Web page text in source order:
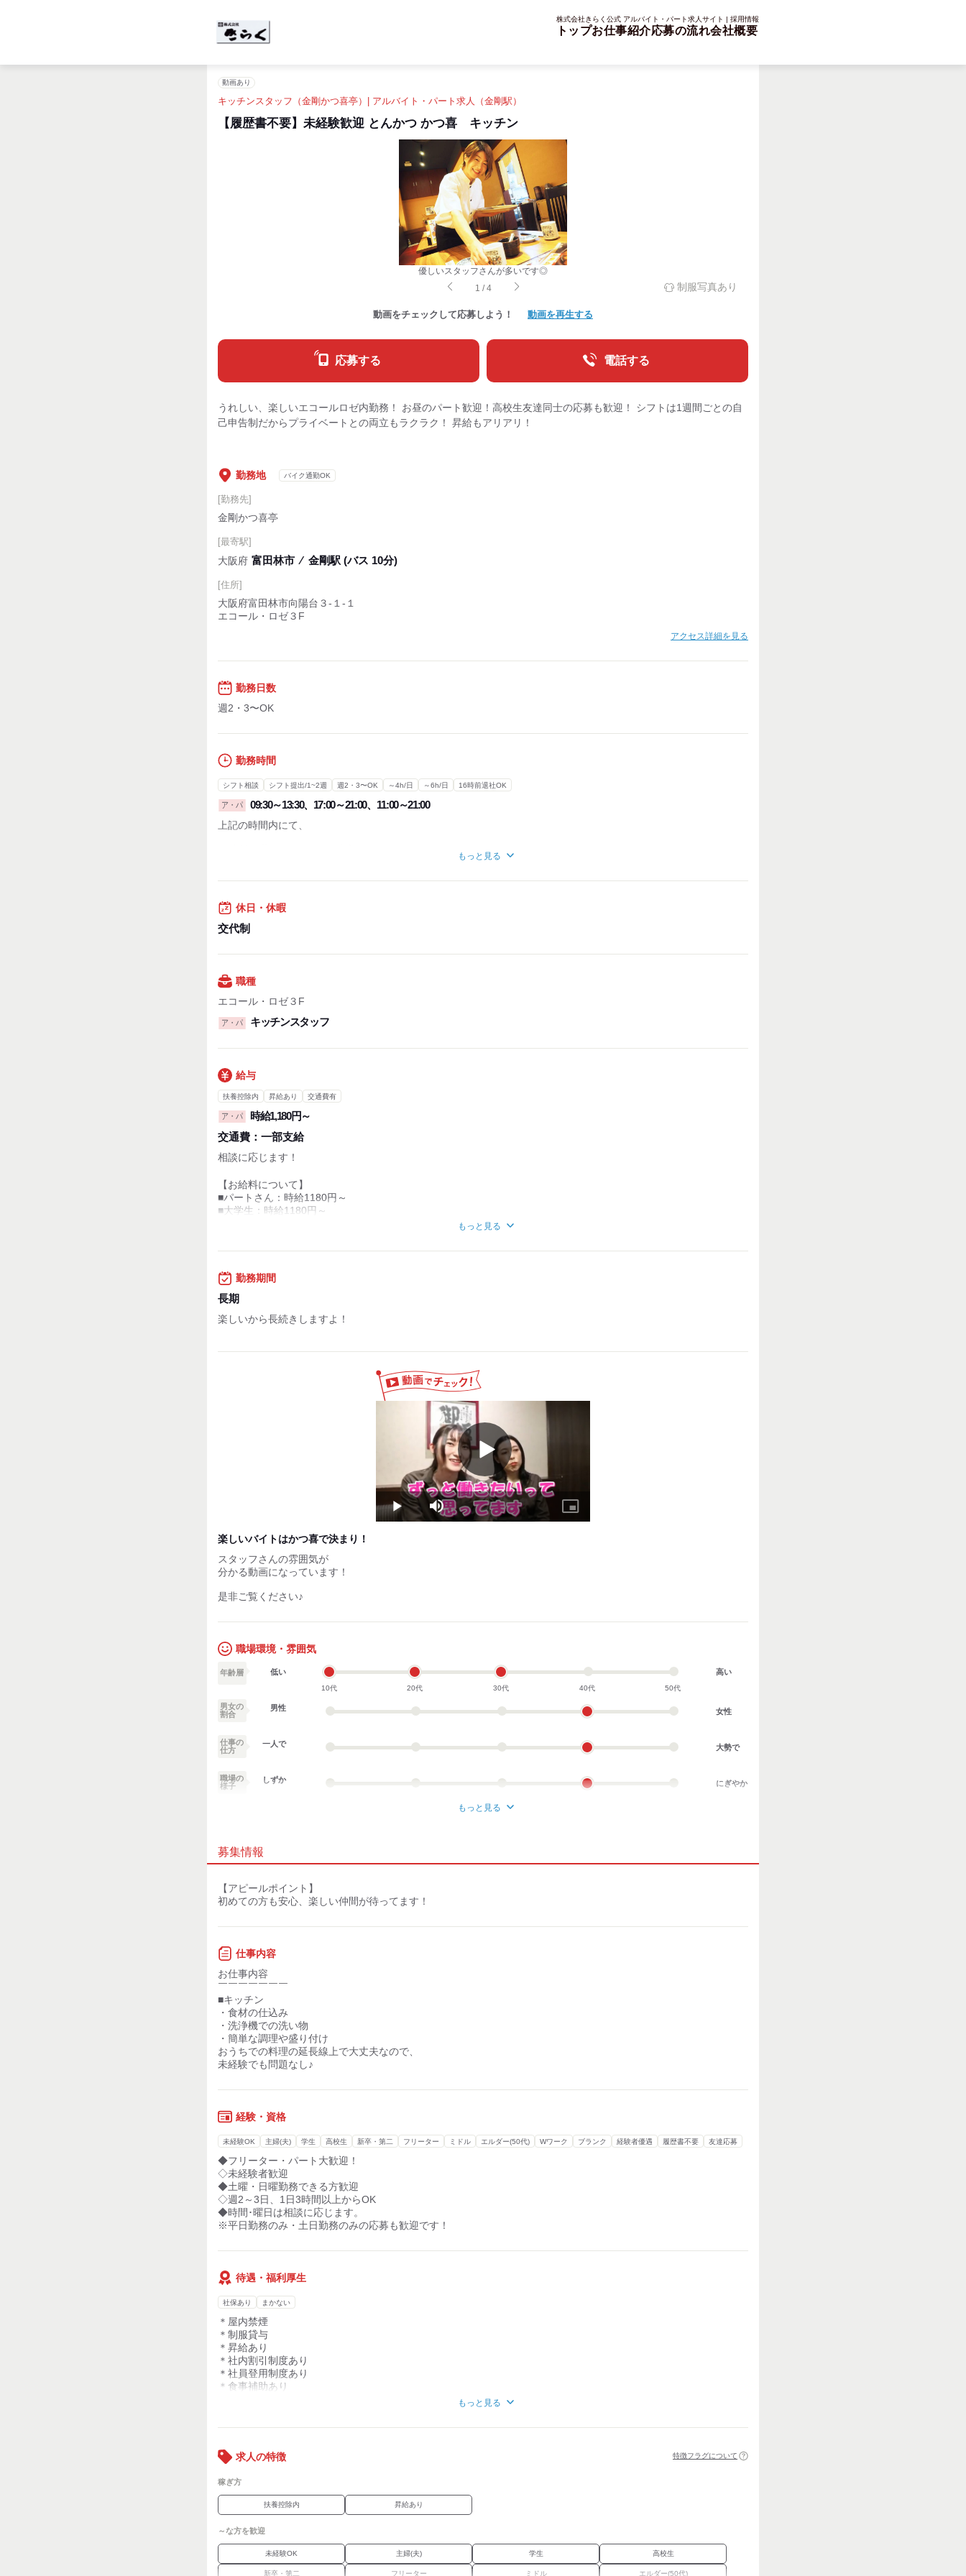
株式会社きらく公式 アルバイト・パート求人サイト | 採用情報
トップお仕事紹介応募の流れ会社概要
動画あり
キッチンスタッフ（金剛かつ喜亭）| アルバイト・パート求人（金剛駅）
【履歴書不要】未経験歓迎 とんかつ かつ喜 キッチン
優しいスタッフさんが多いです◎
1 /4 制服写真あり
動画をチェックして応募しよう！ 動画を再生する
応募する 電話する
うれしい、楽しいエコールロゼ内勤務！ お昼のパート歓迎！高校生友達同士の応募も歓迎！ シフトは1週間ごとの自
己申告制だからプライベートとの両立もラクラク！ 昇給もアリアリ！
勤務地 バイク通勤OK
[勤務先]
金剛かつ喜亭
[最寄駅]
大阪府 富田林市 ⁄ 金剛駅 (バス 10分)
[住所]
大阪府富田林市向陽台３‐１‐１
エコール・ロゼ３F
アクセス詳細を見る
勤務日数
週2・3〜OK
勤務時間
シフト相談 シフト提出/1~2週 週2・3〜OK ～4h/日 ～6h/日 16時前退社OK
ア・パ 09:30～13:30、17:00～21:00、11:00～21:00
上記の時間内にて、
・休憩時間：なし
・実働時間：1日あたり4時間
・平均所定労働時間：1ヵ月あたり30時間
もっと見る
休日・休暇
交代制
職種
エコール・ロゼ３F
ア・パ キッチンスタッフ
給与
扶養控除内 昇給あり 交通費有
ア・パ
時給1,180円～
交通費： 一部支給
相談に応じます！
【お給料について】
■パートさん：時給1180円～
■大学生：時給1180円～
【昇給制度について】
■雇用形態：アルバイト、パート
■回数 ：年2回(6ヵ月に1度)
■昇給額 ：平均40円
もっと見る
勤務期間
長期
楽しいから長続きしますよ！
Play
Video
Play Mute
Picture-
in-
楽しいバイトはかつ喜で決まり！
スタッフさんの雰囲気が
分かる動画になっています！
是非ご覧ください♪
職場環境・雰囲気
年齢層 低い
10代 20代 30代 40代 50代
高い
男女の
割合
男性 女性
仕事の
仕方
一人で 大勢で
職場の
様子
しずか にぎやか
個性が生かせる
デスクワーク
お客様との対話が
知識・経験不要
もっと見る
募集情報
【アピールポイント】
初めての方も安心、楽しい仲間が待ってます！
仕事内容
お仕事内容
￣￣￣￣￣￣￣
■キッチン
・食材の仕込み
・洗浄機での洗い物
・簡単な調理や盛り付け
おうちでの料理の延長線上で大丈夫なので、
未経験でも問題なし♪
経験・資格
未経験OK 主婦(夫) 学生 高校生 新卒・第二 フリーター ミドル エルダー(50代) Wワーク ブランク 経験者優遇 履歴書不要 友達応募
◆フリーター・パート大歓迎！
◇未経験者歓迎
◆土曜・日曜勤務できる方歓迎
◇週2～3日、1日3時間以上からOK
◆時間･曜日は相談に応じます。
※平日勤務のみ・土日勤務のみの応募も歓迎です！
待遇・福利厚生
社保あり まかない
＊屋内禁煙
＊制服貸与
＊昇給あり
＊社内割引制度あり
＊社員登用制度あり
＊食事補助あり
もっと見る
求人の特徴 特徴フラグについて
稼ぎ方
扶養控除内 昇給あり
～な方を歓迎
未経験OK 主婦(夫) 学生 高校生
新卒・第二 フリーター ミドル エルダー(50代)